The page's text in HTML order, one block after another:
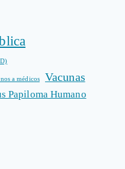
a médicos Vacunas
Papiloma Humano